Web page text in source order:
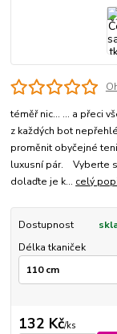
téměř nic... ... a přeci
z každých bot
proměnit obyčejné
luxusní pár. Vyberte
dolaďte je k... celý
Dostupnost
Délka tkaniček
132 Kč/ks